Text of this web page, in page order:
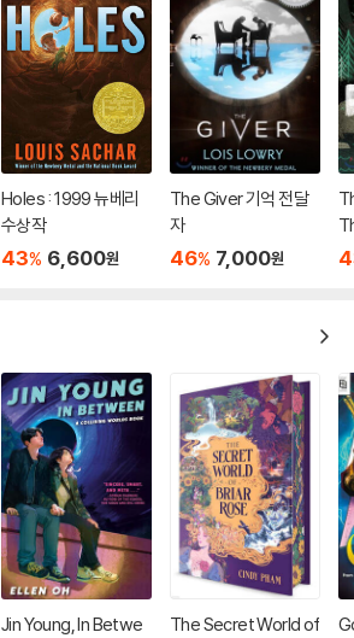
Holes : 1999 뉴베리
수상작
43% 6,600원
The Giver 기억 전달
자
46% 7,000원
Jin Young, In Betwe
The Secret World of